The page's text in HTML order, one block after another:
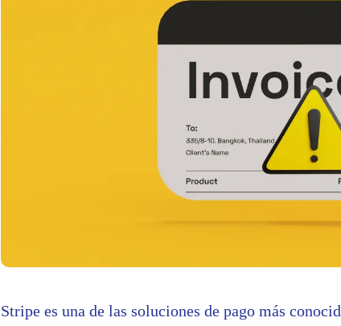
Stripe es una de las soluciones de pago más